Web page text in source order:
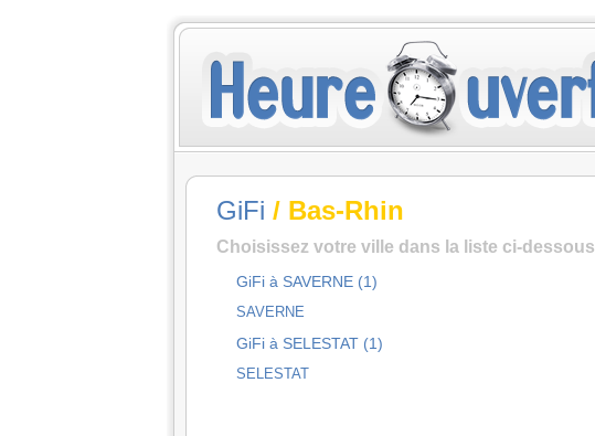
GiFi / Bas-Rhin
Choisissez votre ville dans la liste ci-dessous
GiFi à SAVERNE (1)
SAVERNE
GiFi à SELESTAT (1)
SELESTAT